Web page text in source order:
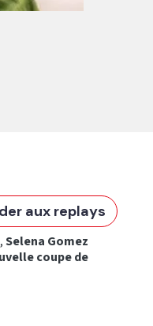
aux replays
Selena Gomez
coupe de